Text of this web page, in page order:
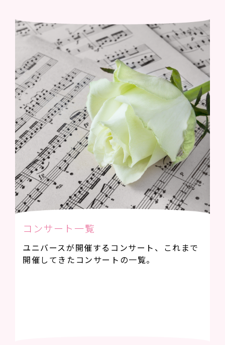
コンサート一覧
ユニバースが開催するコンサート、これまで
開催してきたコンサートの一覧。